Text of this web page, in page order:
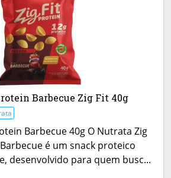
Barbecue Zig Fit 40g
Barbecue 40g O Nutrata Zig
é um snack proteico
desenvolvido para quem busc...